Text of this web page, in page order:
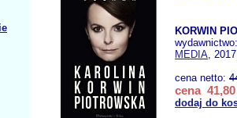
KORWIN
MEDIA,
cena netto:
cena 41,80
dodaj do